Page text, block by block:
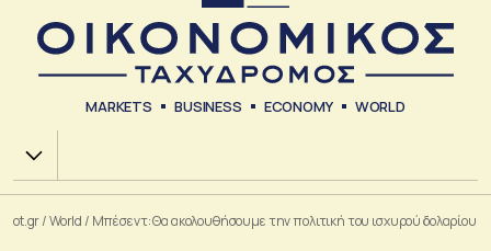
MARKETS BUSINESS ECONOMY WORLD
Χ.Α.
ot.gr/World / Μπέσεντ: Θα ακολουθήσουμε την πολιτική του ισχυρού δολαρίου